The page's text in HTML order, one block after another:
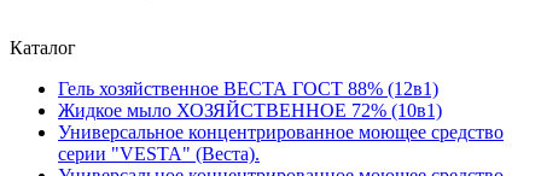
Каталог
Гель хозяйственное ВЕСТА ГОСТ 88% (12в1)
Жидкое мыло ХОЗЯЙСТВЕННОЕ 72% (10в1)
Универсальное концентрированное моющее средство
серии "VESTA" (Веста).